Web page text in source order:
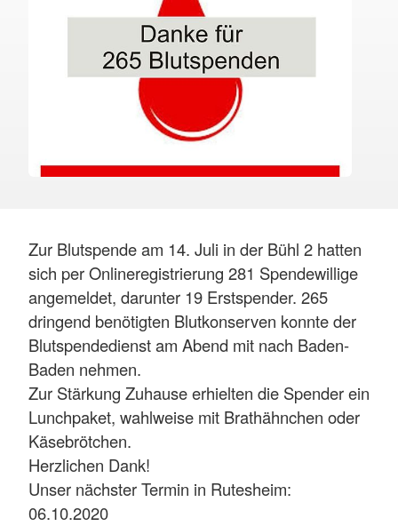
Zur Blutspende am 14. Juli in der Bühl 2 hatten
sich per Onlineregistrierung 281 Spendewillige
angemeldet, darunter 19 Erstspender. 265
dringend benötigten Blutkonserven konnte der
Blutspendedienst am Abend mit nach Baden-
Baden nehmen.
Zur Stärkung Zuhause erhielten die Spender ein
Lunchpaket, wahlweise mit Brathähnchen oder
Käsebrötchen.
Herzlichen Dank!
Unser nächster Termin in Rutesheim:
06.10.2020